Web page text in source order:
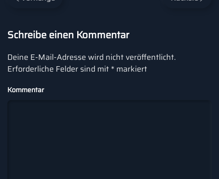
Schreibe einen Kommentar
Deine E-Mail-Adresse wird nicht veröffentlicht.
Erforderliche Felder sind mit * markiert
Kommentar